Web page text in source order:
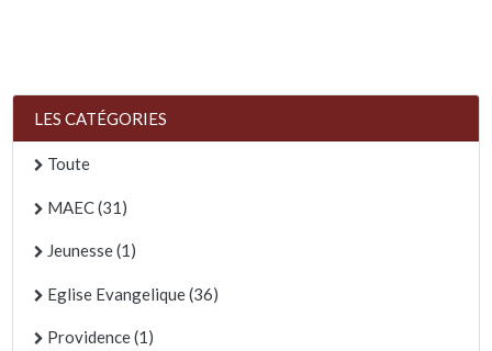
LES CATÉGORIES
Toute
MAEC (31)
Jeunesse (1)
Eglise Evangelique (36)
Providence (1)